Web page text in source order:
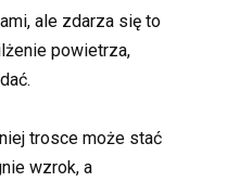
ale zdarza się to
powietrza,
trosce może stać
wzrok, a